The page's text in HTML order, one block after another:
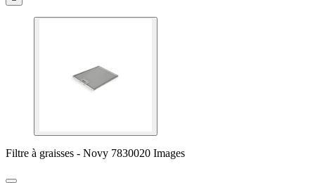
Filtre à graisses - Novy 7830020 Images